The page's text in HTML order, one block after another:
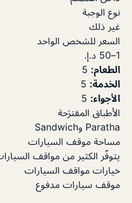
نوع الوجبة
غير ذلك
السعر للشخص الواحد
الطعام:
الخدمة:
الأجواء:
الأطباق المقترَحة
Paratha وSandwich
مساحة موقف السيارات
يتوفّر الكثير من مواقف
خيارات مواقف السيارات
موقف سيارات مدفوع